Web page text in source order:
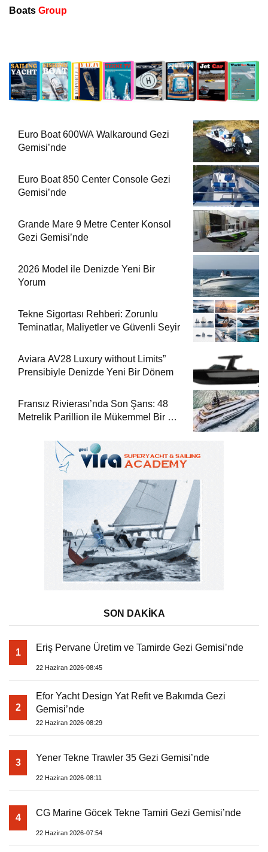
Boats Group
Euro Boat 600WA Walkaround Gezi
Gemisi’nde
Euro Boat 850 Center Console Gezi
Gemisi’nde
Grande Mare 9 Metre Center Konsol
Gezi Gemisi’nde
2026 Model ile Denizde Yeni Bir
Yorum
Tekne Sigortası Rehberi: Zorunlu
Teminatlar, Maliyetler ve Güvenli Seyir
Aviara AV28 Luxury without Limits”
Prensibiyle Denizde Yeni Bir Dönem
Fransız Rivierası’nda Son Şans: 48
Metrelik Parillion ile Mükemmel Bir Yat
SON DAKİKA
1 Eriş Pervane Üretim ve Tamirde Gezi Gemisi’nde
22 Haziran 2026-08:45
2
Efor Yacht Design Yat Refit ve Bakımda Gezi
Gemisi’nde
22 Haziran 2026-08:29
3 Yener Tekne Trawler 35 Gezi Gemisi’nde
22 Haziran 2026-08:11
4 CG Marine Göcek Tekne Tamiri Gezi Gemisi’nde
22 Haziran 2026-07:54